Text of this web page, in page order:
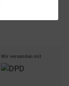
Wir versenden mit